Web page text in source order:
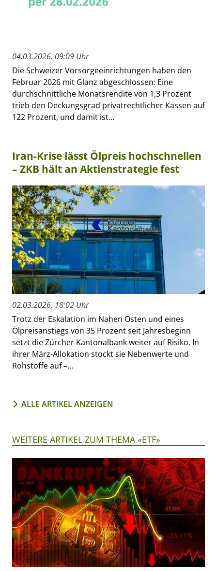
04.03.2026, 09:09 Uhr
Die Schweizer Vorsorgeeinrichtungen haben den
Februar 2026 mit Glanz abgeschlossen: Eine
durchschnittliche Monatsrendite von 1,3 Prozent
trieb den Deckungsgrad privatrechtlicher Kassen auf
122 Prozent, und damit ist...
Iran-Krise lässt Ölpreis hochschnellen
– ZKB hält an Aktienstrategie fest
02.03.2026, 18:02 Uhr
Trotz der Eskalation im Nahen Osten und eines
Ölpreisanstiegs von 35 Prozent seit Jahresbeginn
setzt die Zürcher Kantonalbank weiter auf Risiko. In
ihrer März-Allokation stockt sie Nebenwerte und
Rohstoffe auf –...
ALLE ARTIKEL ANZEIGEN
WEITERE ARTIKEL ZUM THEMA «ETF»